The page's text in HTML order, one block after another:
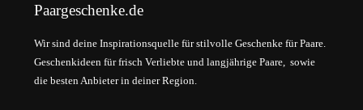
Paargeschenke.de
Wir sind deine Inspirationsquelle für stilvolle Geschenke für Paare.
Geschenkideen für frisch Verliebte und langjährige Paare, sowie
die besten Anbieter in deiner Region.